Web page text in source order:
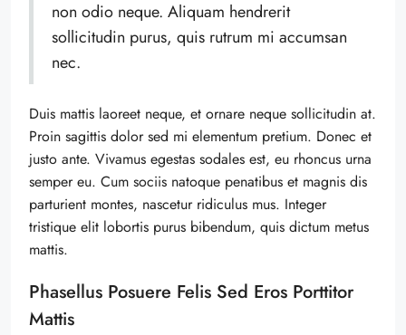
non odio neque. Aliquam hendrerit
sollicitudin purus, quis rutrum mi accumsan
nec.
Duis mattis laoreet neque, et ornare neque sollicitudin at.
Proin sagittis dolor sed mi elementum pretium. Donec et
justo ante. Vivamus egestas sodales est, eu rhoncus urna
semper eu. Cum sociis natoque penatibus et magnis dis
parturient montes, nascetur ridiculus mus. Integer
tristique elit lobortis purus bibendum, quis dictum metus
mattis.
Phasellus Posuere Felis Sed Eros Porttitor
Mattis